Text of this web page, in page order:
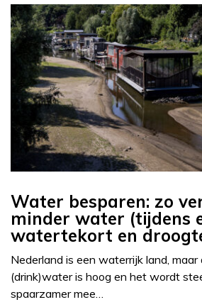
Water besparen: zo
minder water (tijdens
watertekort en
Nederland is een waterrijk land, maar
(drink)water is hoog en het wordt
spaarzamer mee…